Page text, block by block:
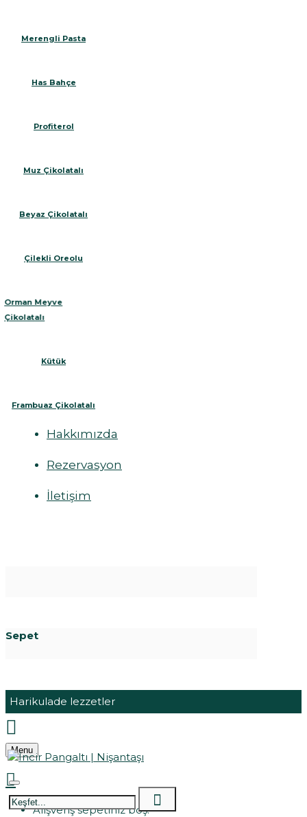
Merengli Pasta
Has Bahçe
Profiterol
Muz Çikolatalı
Beyaz Çikolatalı
Çilekli Oreolu
Orman Meyve
Çikolatalı
Kütük
Frambuaz Çikolatalı
Hakkımızda
Rezervasyon
İletişim
Sepet
Harikulade lezzetler
Menu
Alışveriş sepetiniz boş!